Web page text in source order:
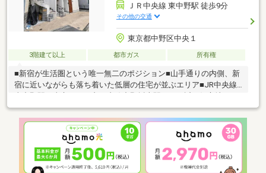
ＪＲ中央線 東中野駅 徒歩9分
その他の交通
東京都中野区中央１
3階建て以上 都市ガス 所有権
■新宿が生活圏という唯一無二のポジション■山手通りの内側、新
宿に近いながらも落ち着いた低層の住宅が並ぶエリア■JR中央線